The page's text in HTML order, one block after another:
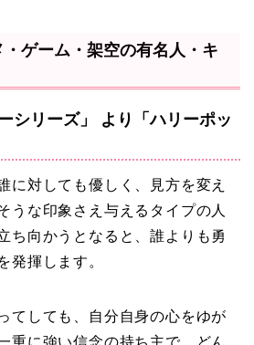
ゲーム・架空の有名人・キ
シリーズ」 より「ハリーポッ
に対しても優しく、見方を変え
うな印象さえ与えるタイプの人
ち向かうとなると、誰よりも勇
発揮します。
てしても、自分自身の心をゆが
重に強い信念の持ち主で、どん